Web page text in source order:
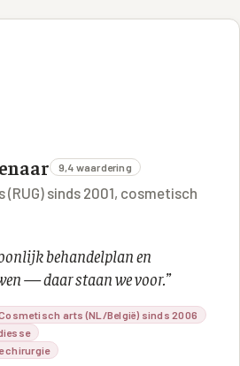
9,4 waardering
(RUG) sinds 2001, cosmetisch
behandelplan en
— daar staan we voor.”
arts (NL/België) sinds 2006
chirurgie